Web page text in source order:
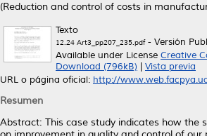
(Reduction and control of costs in
Texto
12.24 Art3_pp207_235.pdf- Versión
Available under License Creative
Download (796kB)
Vista previa
URL o página oficial: http://
Resumen
Abstract: This case study indicates how the